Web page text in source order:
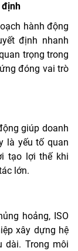
định
hành động
định nhanh
trọng trong
đóng vai trò
giúp doanh
là yếu tố quan
tạo lợi thế khi
lớn.
hoảng, ISO
xây dựng hệ
dài. Trong môi